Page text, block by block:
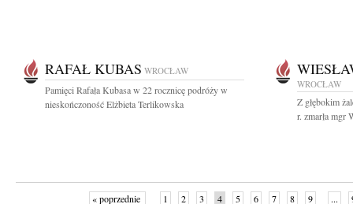
RAFAŁ KUBAS WROCŁAW
Pamięci Rafała Kubasa w 22 rocznicę podróży w
nieskończoność Elżbieta Terlikowska
WROCŁAW
Z głębokim
r. zmarła mgr
« poprzednie 1 2 3 4 5 6 7 8 9 ...